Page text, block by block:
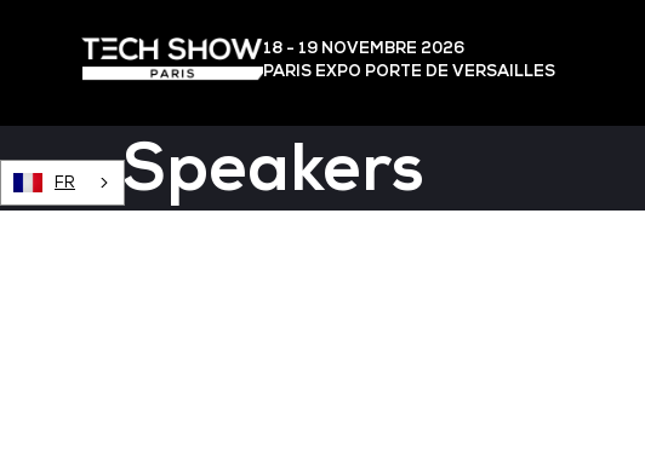
18 - 19 NOVEMBRE 2026
PARIS EXPO PORTE DE VERSAILLES
FR Speakers